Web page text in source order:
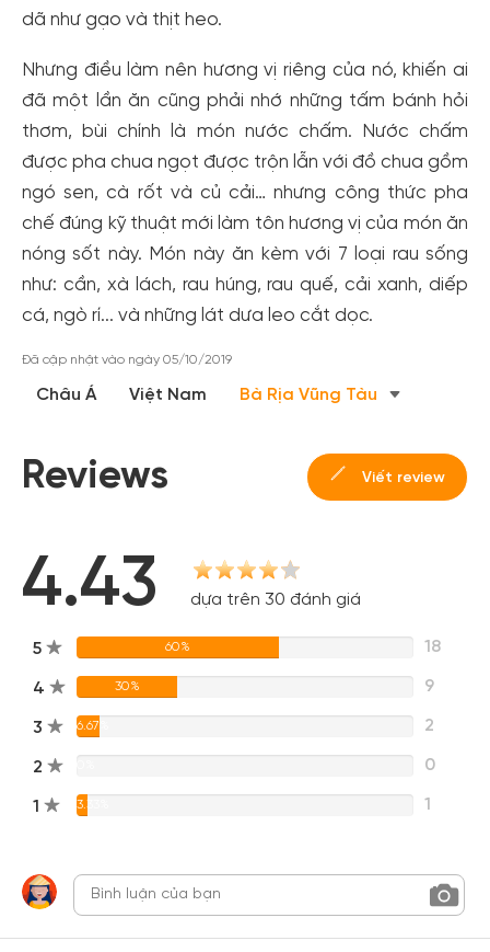
dã như gạo và thịt heo.
Nhưng điều làm nên hương vị riêng của nó, khiến ai
đã một lần ăn cũng phải nhớ những tấm bánh hỏi
thơm, bùi chính là món nước chấm. Nước chấm
được pha chua ngọt được trộn lẫn với đồ chua gồm
ngó sen, cà rốt và củ cải… nhưng công thức pha
chế đúng kỹ thuật mới làm tôn hương vị của món ăn
nóng sốt này. Món này ăn kèm với 7 loại rau sống
như: cần, xà lách, rau húng, rau quế, cải xanh, diếp
cá, ngò rí... và những lát dưa leo cắt dọc.
Đã cập nhật vào ngày 05/10/2019
Châu Á Việt Nam Bà Rịa Vũng Tàu
Reviews Viết review
4.43 dựa trên 30 đánh giá
5 60% 18
4 30% 9
3 6.67% 2
2 0
1 3.33% 1